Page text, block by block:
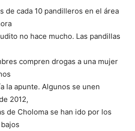
de cada 10 pandilleros en el área
no hace mucho. Las pandillas
compren drogas a una mujer
la apunte. Algunos se unen
2012,
de Choloma se han ido por los